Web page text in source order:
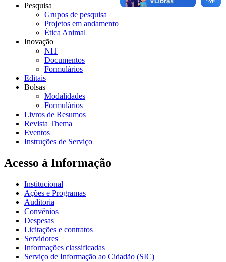
Pesquisa
Grupos de pesquisa
Projetos em andamento
Ética Animal
Inovação
NIT
Documentos
Formulários
Editais
Bolsas
Modalidades
Formulários
Livros de Resumos
Revista Thema
Eventos
Instruções de Serviço
Acesso à Informação
Institucional
Ações e Programas
Auditoria
Convênios
Despesas
Licitações e contratos
Servidores
Informações classificadas
Serviço de Informação ao Cidadão (SIC)